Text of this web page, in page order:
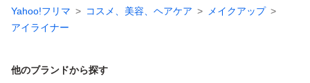
Yahoo!フリマ コスメ、美容、ヘアケア
メイクアップ
アイライナー
他のブランドから探す